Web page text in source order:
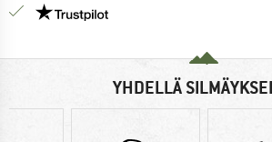
Meillä on Trustpilot -
YHDELLÄ